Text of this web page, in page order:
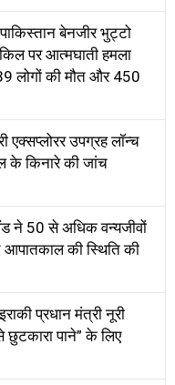
बेनजीर भुट्टो
पर आत्मघाती हमला
लोगों की मौत और 450
एक्सप्लोरर उपग्रह लॉन्च
के किनारे की जांच
ने 50 से अधिक वन्यजीवों
की स्थिति की
प्रधान मंत्री नूरी
पाने” के लिए